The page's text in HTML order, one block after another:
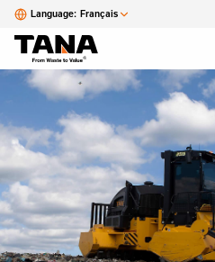
Language: Français